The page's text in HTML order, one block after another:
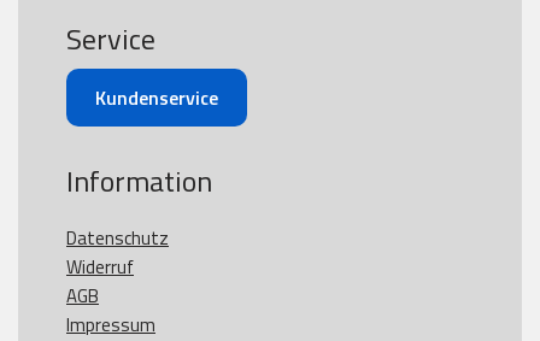
Service
Kundenservice
Information
Datenschutz
Widerruf
AGB
Impressum